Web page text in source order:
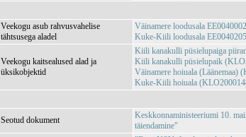
Veekogu asub rahvusvahelise
tähtsusega aladel
Väinamere loodusala EE0040002
Kuke-Kiili loodusala EE0040205
Veekogu kaitsealused alad ja
üksikobjektid
Kiili kanakulli püsielupaiga
Kiili kanakulli püsielupaik
Väinamere hoiuala (Läänemaa)
Kuke-Kiili hoiuala
Seotud dokument
Keskkonnaministeeriumi 10.
täiendamine"